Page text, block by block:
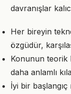
davranışlar
Her bireyin
özgüdür,
Konunun teorik
daha anlamlı
İyi bir başlangıç